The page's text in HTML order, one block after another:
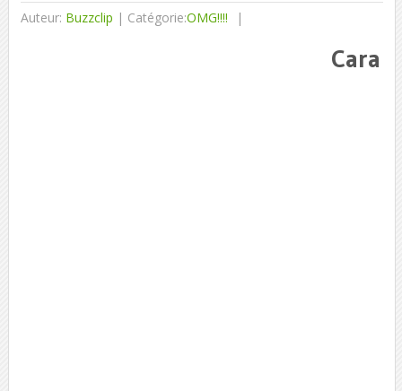
Auteur: Buzzclip | Catégorie:OMG!!!!
Cara